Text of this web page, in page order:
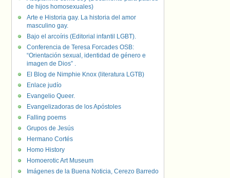
de hijos homosexuales)
Arte e Historia gay. La historia del amor
masculino gay.
Bajo el arcoíris (Editorial infantil LGBT).
Conferencia de Teresa Forcades OSB:
“Orientación sexual, identidad de género e
imagen de Dios” .
El Blog de Nimphie Knox (literatura LGTB)
Enlace judío
Evangelio Queer.
Evangelizadoras de los Apóstoles
Falling poems
Grupos de Jesús
Hermano Cortés
Homo History
Homoerotic Art Museum
Imágenes de la Buena Noticia, Cerezo Barredo